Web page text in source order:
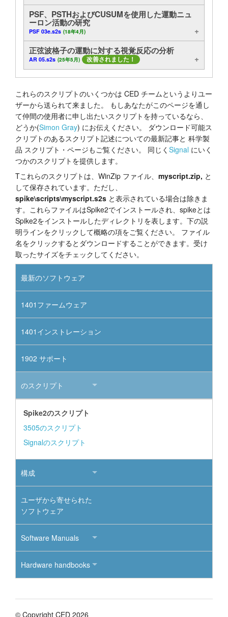
PSF、PSTHおよびCUSUMを使用した運動ニュ
ーロン活動の研究
PSF 03e.s2s (18年4月)
正弦波格子の運動に対する視覚反応の分析
AR 05.s2s (25年5月) 改善されました！
これらのスクリプトのいくつかは CED チームというよりユー
ザーから送られて来ました。 もしあなたがこのページを通し
て仲間の使用者に申し出たいスクリプトを持っているなら、
どうか(Simon Gray) にお伝えください。 ダウンロード可能ス
クリプトのあるスクリプト記述についての最新記事と 科学製
品 スクリプト・ページもご覧ください。 同じく Signal にいく
つかのスクリプトを提供します。
Tこれらのスクリプトは、WinZip ファイル、 myscript.zip, と
して保存されています。ただし、
spike\scripts\myscript.s2s と表示されている場合は除きま
す。これらファイルはSpike2でインストールされ、spikeとは
Spike2をインストールしたディレクトリを表します。下の説
明ラインをクリックして概略の項をご覧ください。 ファイル
名をクリックするとダウンロードすることができます。受け
取ったサイズをチェックしてください。
最新のソフトウェア
1401ファームウェア
1401インストレーション
1902 サポート
のスクリプト
Spike2のスクリプト
3505のスクリプト
Signalのスクリプト
構成
ユーザから寄せられた
ソフトウェア
Software Manuals
Hardware handbooks
© Copyright CED 2026